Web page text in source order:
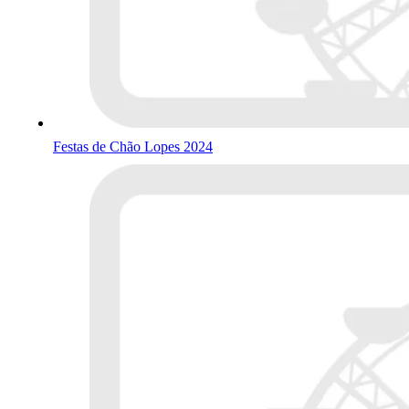
Festas de Chão Lopes 2024